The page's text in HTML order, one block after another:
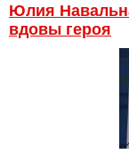
Юлия
вдовы героя